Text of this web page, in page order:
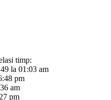
timp:
la 01:03 am
pm
am
pm